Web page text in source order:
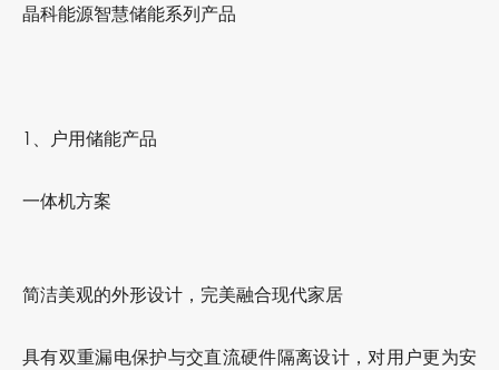
晶科能源智慧储能系列产品
1 、户用储能产品
一体机方案
简洁美观的外形设计，完美融合现代家居
具有双重漏电保护与交直流硬件隔离设计，对用户更为安